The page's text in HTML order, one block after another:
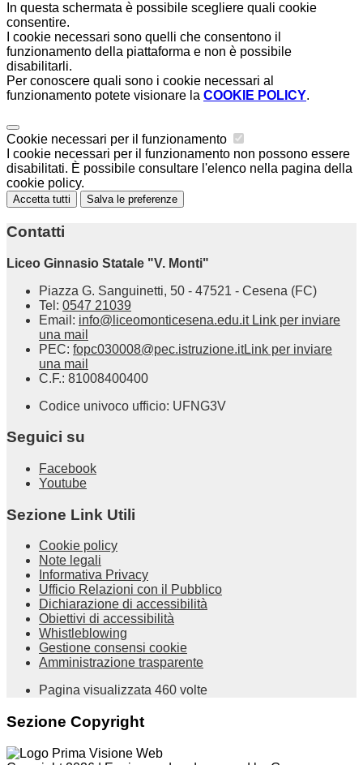
In questa schermata è possibile scegliere quali cookie
consentire.
I cookie necessari sono quelli che consentono il
funzionamento della piattaforma e non è possibile
disabilitarli.
Per conoscere quali sono i cookie necessari al
funzionamento potete visionare la COOKIE POLICY.
Cookie necessari per il funzionamento
I cookie necessari per il funzionamento non possono essere
disabilitati. È possibile consultare l'elenco nella pagina della
cookie policy.
Accetta tutti Salva le preferenze
Contatti
Liceo Ginnasio Statale "V. Monti"
Piazza G. Sanguinetti, 50 - 47521 - Cesena (FC)
Tel: 0547 21039
Email: info@liceomonticesena.edu.it Link per inviare
una mail
PEC: fopc030008@pec.istruzione.itLink per inviare
una mail
C.F.: 81008400400
Codice univoco ufficio: UFNG3V
Seguici su
Facebook
Youtube
Sezione Link Utili
Cookie policy
Note legali
Informativa Privacy
Ufficio Relazioni con il Pubblico
Dichiarazione di accessibilità
Obiettivi di accessibilità
Whistleblowing
Gestione consensi cookie
Amministrazione trasparente
Pagina visualizzata 460 volte
Sezione Copyright